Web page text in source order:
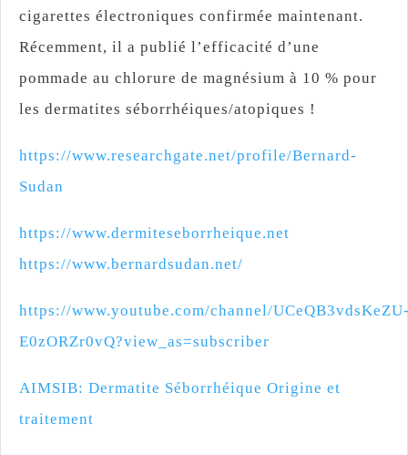
cigarettes électroniques confirmée maintenant.
Récemment, il a publié l’efficacité d’une
pommade au chlorure de magnésium à 10 % pour
les dermatites séborrhéiques/atopiques !
https://www.researchgate.net/profile/Bernard-
Sudan
https://www.dermiteseborrheique.net
https://www.bernardsudan.net/
https://www.youtube.com/channel/
E0zORZr0vQ?view_as=subscriber
AIMSIB: Dermatite Séborrhéique Origine et
traitement